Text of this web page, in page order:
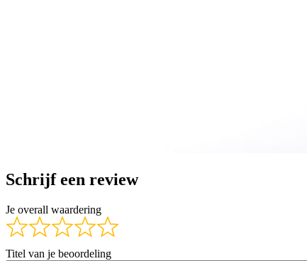
Schrijf een review
Je overall waardering
Titel van je beoordeling